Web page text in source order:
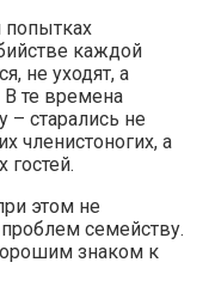
попытках
каждой
не уходят, а
В те времена
– старались не
членистоногих, а
гостей.
этом не
семейству.
знаком к